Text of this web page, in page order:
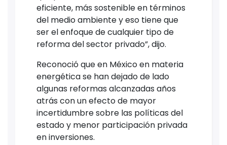
eficiente, más sostenible en términos
del medio ambiente y eso tiene que
ser el enfoque de cualquier tipo de
reforma del sector privado”, dijo.
Reconoció que en México en materia
energética se han dejado de lado
algunas reformas alcanzadas años
atrás con un efecto de mayor
incertidumbre sobre las políticas del
estado y menor participación privada
en inversiones.